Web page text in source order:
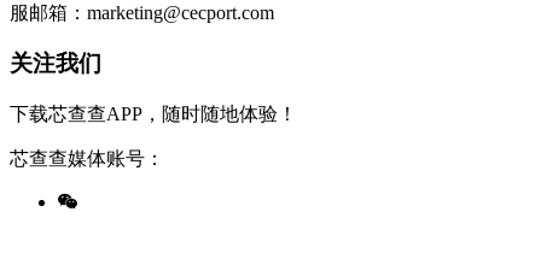
服邮箱：marketing@cecport.com
关注我们
下载芯查查APP，随时随地体验！
芯查查媒体账号：